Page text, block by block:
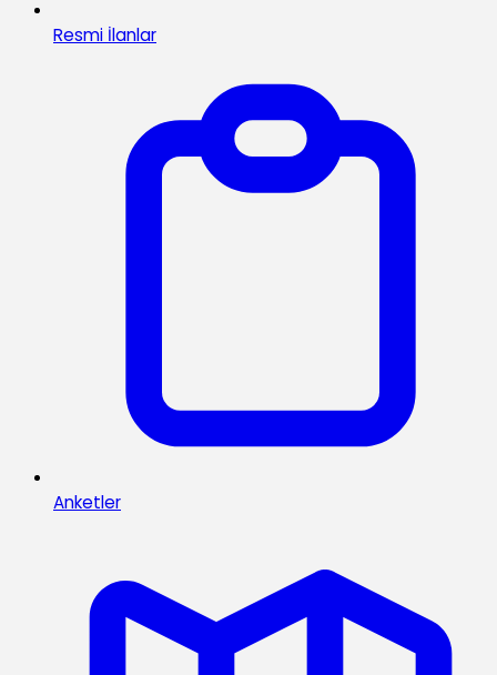
Resmi İlanlar
Anketler